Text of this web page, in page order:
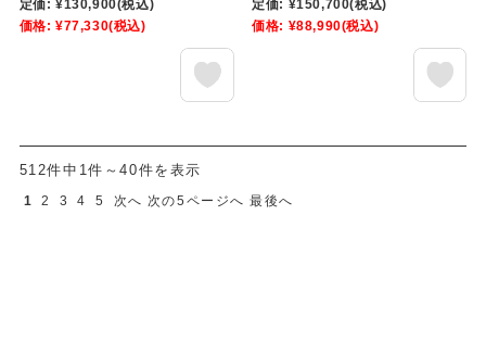
定価: ¥130,900(税込)
価格: ¥77,330(税込)
定価: ¥150,700(税込)
価格: ¥88,990(税込)
512件中1件～40件を表示
1 2 3 4 5 次へ 次の5ページへ 最後へ